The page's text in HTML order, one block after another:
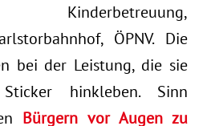
Kinderbetreuung,
ÖPNV. Die
bei der Leistung, die sie
hinkleben. Sinn
Bürgern vor Augen zu